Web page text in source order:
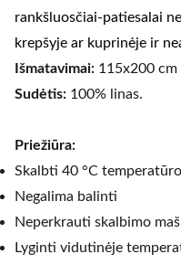
rankšluosčiai-patiesalai
krepšyje ar kuprinėje ir
Išmatavimai: 115x200 cm
Sudėtis: 100% linas.
Priežiūra:
Skalbti 40 °C
Negalima balinti
Neperkrauti skalbimo
Lyginti vidutinėje